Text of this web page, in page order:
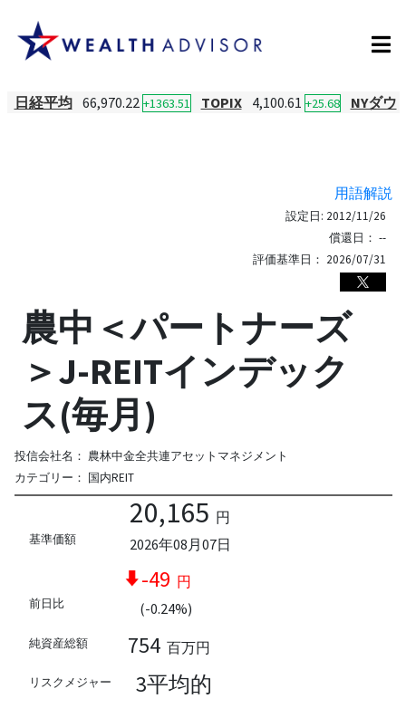
日経平均 66,970.22 +1363.51 TOPIX 4,100.61 +25.68 NYダウ
用語解説
設定日: 2012/11/26
償還日： --
評価基準日： 2026/07/31
農中＜パートナーズ
＞J-REITインデック
ス(毎月)
投信会社名： 農林中金全共連アセットマネジメント
カテゴリー： 国内REIT
基準価額
20,165 円
2026年08月07日
前日比
-49 円
(-0.24%)
純資産総額 754 百万円
リスクメジャー 3平均的